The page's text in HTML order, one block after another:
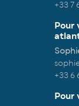
+33 7
Pour
+33 6
Pour